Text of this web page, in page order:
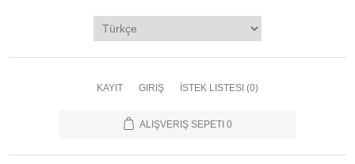
KAYIT GIRIŞ İSTEK LISTESI (0)
ALIŞVERIŞ SEPETI 0
İletişim